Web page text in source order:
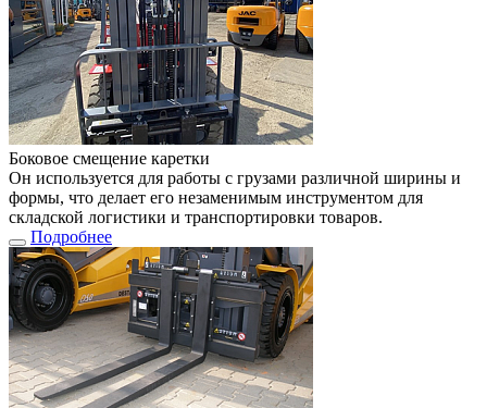
Боковое смещение каретки
Он используется для работы с грузами различной ширины и
формы, что делает его незаменимым инструментом для
складской логистики и транспортировки товаров.
Подробнее